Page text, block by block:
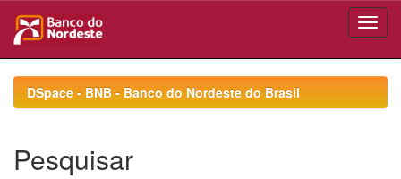
navigationDSpace - BNB - Banco do Nordeste do Brasil
Pesquisar